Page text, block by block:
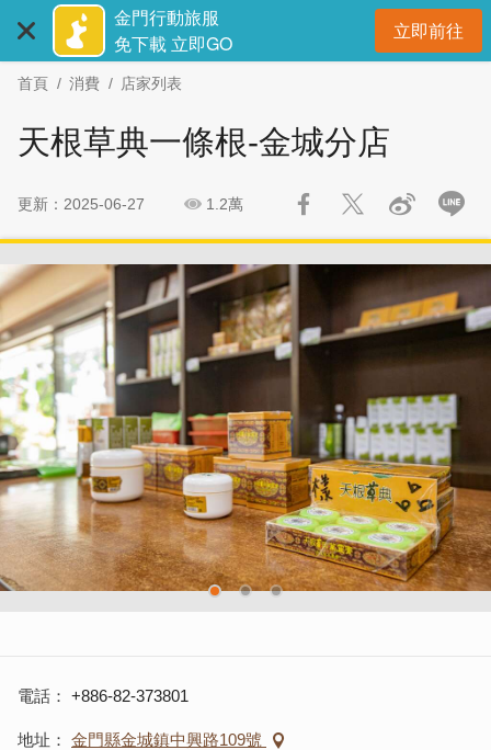
主
金門行動旅服
免下載 立即GO
立即前往開
首頁 消費 店家列表
天根草典一條根-金城分店
更新：2025-06-27 1.2萬
社
電話 +886-82-373801
地址 金門縣金城鎮中興路109號